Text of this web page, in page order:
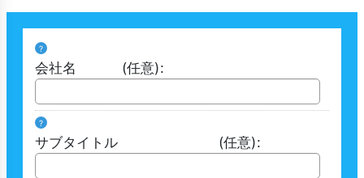
?
会社名 (任意):
?
サブタイトル (任意):